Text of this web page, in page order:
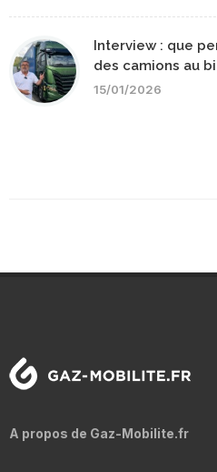
Interview : que
des camions au
15/01/2026
A propos de Gaz-Mobilite.fr